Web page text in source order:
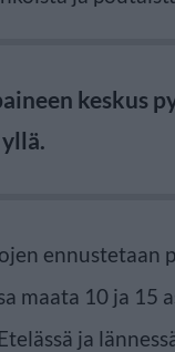
keskus
ennustetaan
maata 10 ja 15
ja